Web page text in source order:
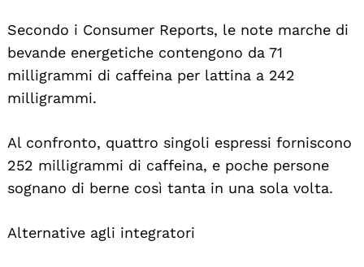
Secondo i Consumer Reports, le note marche di
bevande energetiche contengono da 71
milligrammi di caffeina per lattina a 242
milligrammi.
Al confronto, quattro singoli espressi forniscono
252 milligrammi di caffeina, e poche persone
sognano di berne così tanta in una sola volta.
Alternative agli integratori